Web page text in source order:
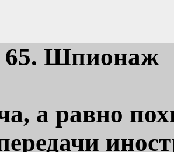
65. Шпионаж
а равно